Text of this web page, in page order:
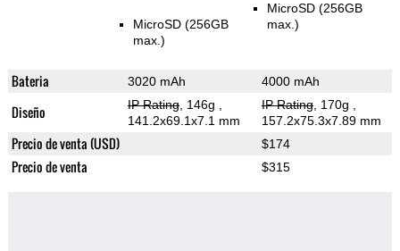
MicroSD (256GB
max.)
MicroSD (256GB
max.)
Bateria 3020 mAh 4000 mAh
Diseño IP Rating, 146g
141.2x69.1x7.1 mm
IP Rating, 170g
157.2x75.3x7.89 mm
Precio de venta (USD) $174
Precio de venta $315